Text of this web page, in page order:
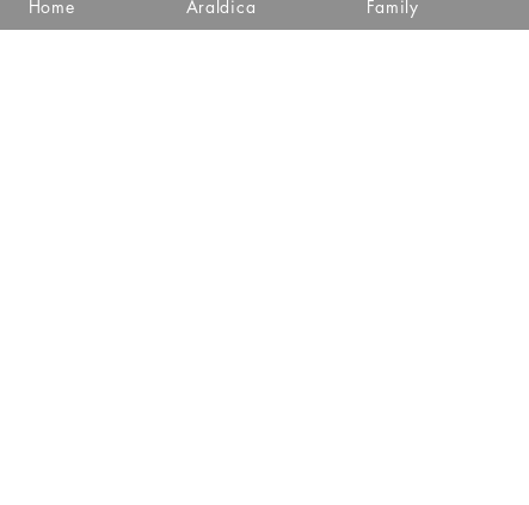
Home Araldica Family